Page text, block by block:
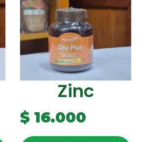
Zinc
$ 16.000